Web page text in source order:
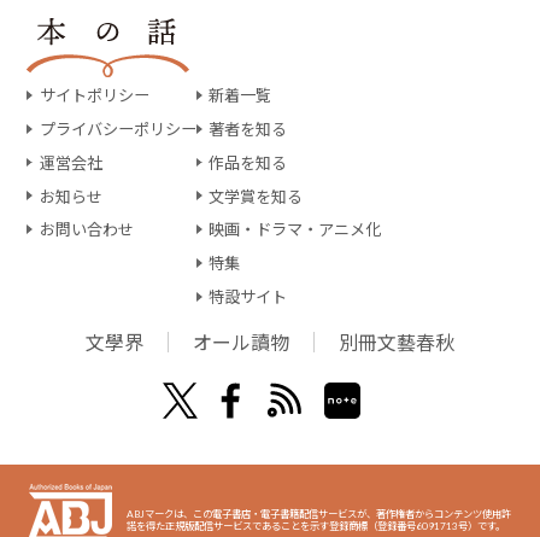
サイトポリシー
プライバシーポリシー
運営会社
お知らせ
お問い合わせ
新着一覧
著者を知る
作品を知る
文学賞を知る
映画・ドラマ・アニメ化
特集
特設サイト
文學界 オール讀物 別冊文藝春秋
ABJマークは、この電子書店・電子書籍配信サービスが、著作権者からコンテンツ使用許
諾を得た正規版配信サービスであることを示す登録商標（登録番号6091713号）です。